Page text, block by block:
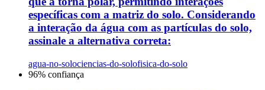
específicas com a matriz do solo. Considerando
a interação da água com as partículas do solo,
assinale a alternativa correta:
agua-no-solociencias-do-solofisica-do-solo
96% confiança